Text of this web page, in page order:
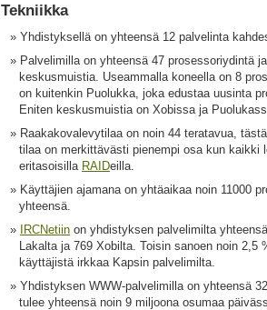
Tekniikka
Yhdistyksellä on yhteensä 12 palvelinta
Palvelimilla on yhteensä 47 prosessoriydintä
keskusmuistia. Useammalla koneella on 8
on kuitenkin Puolukka, joka edustaa uusinta
Eniten keskusmuistia on Xobissa ja
Raakakovalevytilaa on noin 44 teratavua,
tilaa on merkittävästi pienempi osa kun kaikki
eritasoisilla RAIDeilla.
Käyttäjien ajamana on yhtäaikaa noin 11000
yhteensä.
IRCNetiin on yhdistyksen palvelimilta
Lakalta ja 769 Xobilta. Toisin sanoen noin 2,5
käyttäjistä irkkaa Kapsin palvelimilta.
Yhdistyksen WWW-palvelimilla on yhteensä
tulee yhteensä noin 9 miljoona osumaa